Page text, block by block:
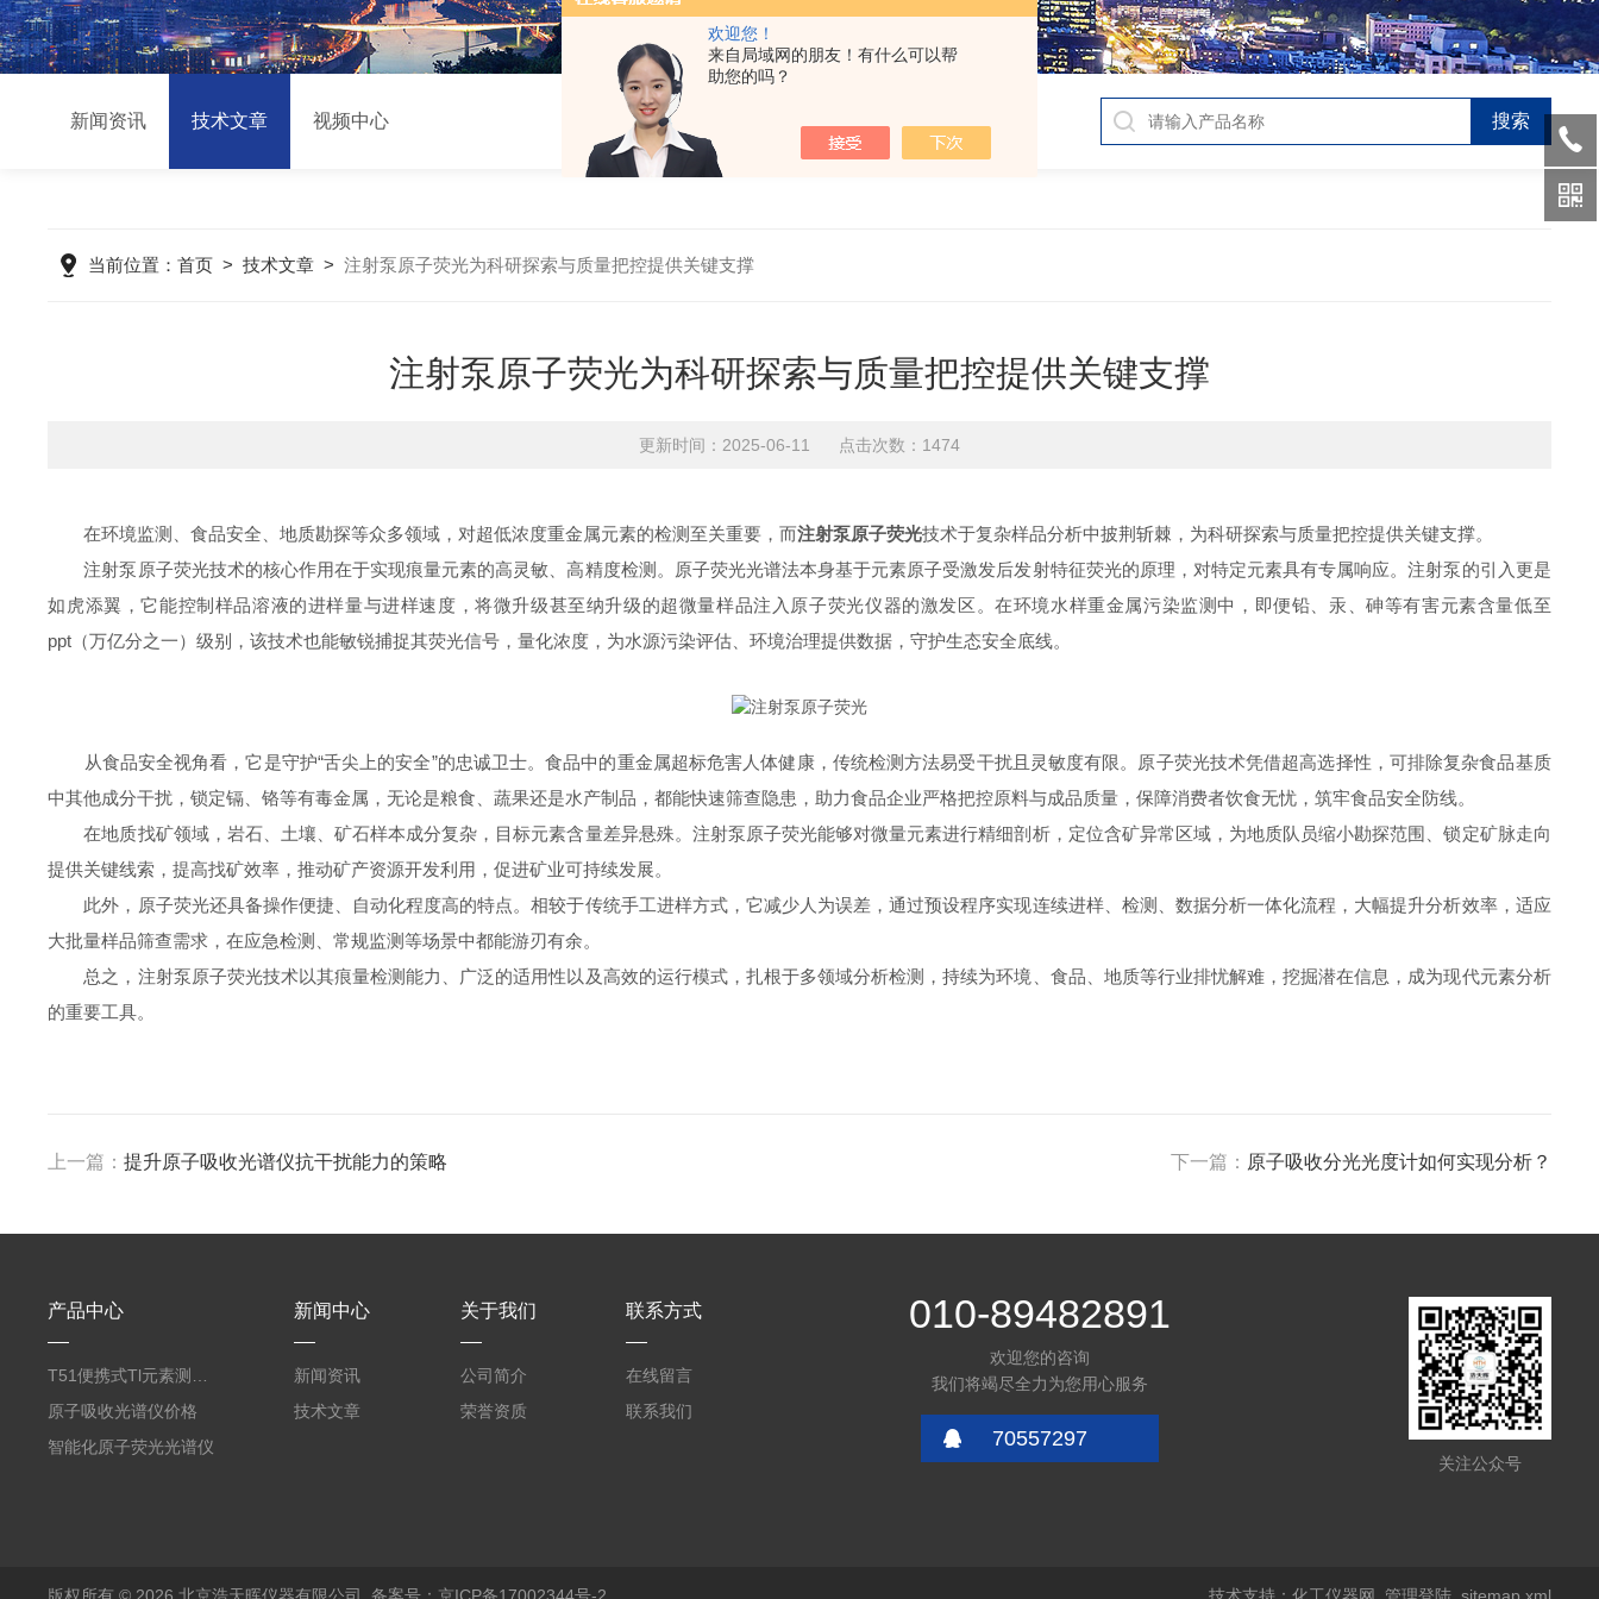
欢迎您！
来自局域网的朋友！有什么可以帮
助您的吗？
新闻资讯 技术文章 视频中心
当前位置：首页 >技术文章 >注射泵原子荧光为科研探索与质量把控提供关键支撑
注射泵原子荧光为科研探索与质量把控提供关键支撑
更新时间：2025-06-11 点击次数：1474
在环境监测、食品安全、地质勘探等众多领域，对超低浓度重金属元素的检测至关重要，而注射泵原子荧光技术于复杂样品分析中披荆斩棘，为科研探索与质量把控提供关键支撑。
注射泵原子荧光技术的核心作用在于实现痕量元素的高灵敏、高精度检测。原子荧光光谱法本身基于元素原子受激发后发射特征荧光的原理，对特定元素具有专属响应。注射泵的引入更是
如虎添翼，它能控制样品溶液的进样量与进样速度，将微升级甚至纳升级的超微量样品注入原子荧光仪器的激发区。在环境水样重金属污染监测中，即便铅、汞、砷等有害元素含量低至
ppt（万亿分之一）级别，该技术也能敏锐捕捉其荧光信号，量化浓度，为水源污染评估、环境治理提供数据，守护生态安全底线。
从食品安全视角看，它是守护“舌尖上的安全”的忠诚卫士。食品中的重金属超标危害人体健康，传统检测方法易受干扰且灵敏度有限。原子荧光技术凭借超高选择性，可排除复杂食品基质
中其他成分干扰，锁定镉、铬等有毒金属，无论是粮食、蔬果还是水产制品，都能快速筛查隐患，助力食品企业严格把控原料与成品质量，保障消费者饮食无忧，筑牢食品安全防线。
在地质找矿领域，岩石、土壤、矿石样本成分复杂，目标元素含量差异悬殊。注射泵原子荧光能够对微量元素进行精细剖析，定位含矿异常区域，为地质队员缩小勘探范围、锁定矿脉走向
提供关键线索，提高找矿效率，推动矿产资源开发利用，促进矿业可持续发展。
此外，原子荧光还具备操作便捷、自动化程度高的特点。相较于传统手工进样方式，它减少人为误差，通过预设程序实现连续进样、检测、数据分析一体化流程，大幅提升分析效率，适应
大批量样品筛查需求，在应急检测、常规监测等场景中都能游刃有余。
总之，注射泵原子荧光技术以其痕量检测能力、广泛的适用性以及高效的运行模式，扎根于多领域分析检测，持续为环境、食品、地质等行业排忧解难，挖掘潜在信息，成为现代元素分析
的重要工具。
上一篇：提升原子吸收光谱仪抗干扰能力的策略 下一篇： 原子吸收分光光度计如何实现分析？
产品中心
原子吸收光谱仪价格
智能化原子荧光光谱仪
新闻中心
新闻资讯
技术文章
关于我们
公司简介
荣誉资质
联系方式
在线留言
联系我们
010-89482891
欢迎您的咨询
我们将竭尽全力为您用心服务
70557297
关注公众号